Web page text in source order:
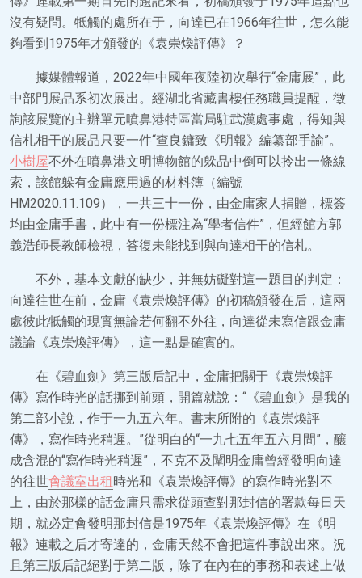
沒有疑問。牴觸的處所在于，向達已在1966年往世，怎么能
夠看到1975年才頒發的《袁崇煥評傳》？
據媒體報道，2022年中國年夜陸初次舉行“金庸展”，此
中部門展品系初次展出。經湖北省藏書樓任務職員提醒，徵
詢該展覽的主辦單元噴鼻港特區當局駐武漢處事處，得知與
信札相干的展品只要一件“查良鏞致《明報》編纂部手諭”。
小樹屋不外在噴鼻港文明博物館的躲品中倒可以拎出一條線
索，該館躲有金庸應用過的材料簿（編號
HM2020.11.109），一共三十一份，由金庸家人捐贈，標簽
均由金庸手書，此中有一份標注為“學者信件”，但經館方郭
義浩師長教師檢視，答復未能找到與向達相干的信札。
不外，基本文獻的缺少，并無妨礙對這一題目的判定：
向達往世在前，金庸《袁崇煥評傳》的初稿頒發在后，這兩
處彼此牴觸的現實無論若何翻不外往，向達從未寫信跟金庸
議論《袁崇煥評傳》，這一點是確實的。
在《碧血劍》第三版后記中，金庸把關于《袁崇煥評
傳》寫作時光的話挪到前頭，開篇就說：“《碧血劍》是我的
第二部小說，作于一九五六年。書末所附的《袁崇煥評
傳》，寫作時光稍遲。”從明白的“一九七五年五六月間”，釀
成含混的“寫作時光稍遲”，不克不及闡明金庸曾經發明向達
的往世會議室出租時光和《袁崇煥評傳》的寫作時光對不
上，由於那樣的話金庸只需求從頭查對那封信的署款每日天
期，就必定會發明那封信是1975年《袁崇煥評傳》在《明
報》連載之后才寄達的，金庸天然不會把這件事說出來。況
且第三版后記絕對于第二版，除了在內在的事務和表述上做